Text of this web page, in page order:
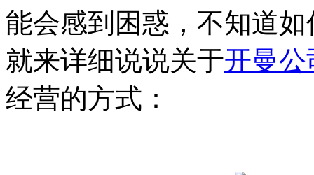
能会感到困惑，不知道
就来详细说说关于开曼
经营的方式：